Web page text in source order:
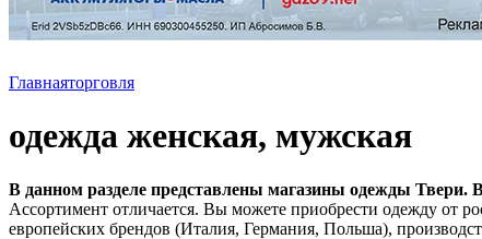
Главнаяторговля
одежда женская, мужская
В данном разделе представлены магазины одежды
Ассортимент отличается. Вы можете приобрести одежду от
европейских брендов (Италия, Германия, Польша),